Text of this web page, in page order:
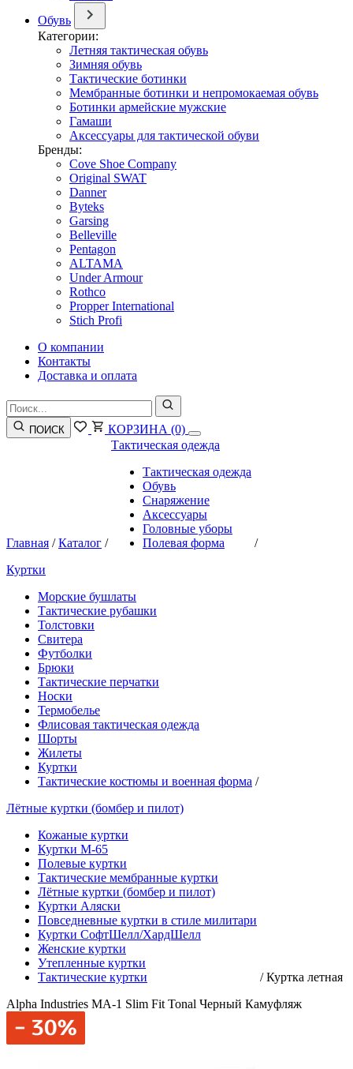
Обувь
Категории:
Летняя тактическая обувь
Зимняя обувь
Тактические ботинки
Мембранные ботинки и непромокаемая обувь
Ботинки армейские мужские
Гамаши
Аксессуары для тактической обуви
Бренды:
Cove Shoe Company
Original SWAT
Danner
Byteks
Garsing
Belleville
Pentagon
ALTAMA
Under Armour
Rothco
Propper International
Stich Profi
О компании
Контакты
Доставка и оплата
ПОИСК КОРЗИНА (0)
Главная /Каталог /
Тактическая одежда
Тактическая одежда
Обувь
Снаряжение
Аксессуары
Головные уборы
Полевая форма
/
Куртки
Морские бушлаты
Тактические рубашки
Толстовки
Свитера
Футболки
Брюки
Тактические перчатки
Носки
Термобелье
Флисовая тактическая одежда
Шорты
Жилеты
Куртки
Тактические костюмы и военная форма /
Лётные куртки (бомбер и пилот)
Кожаные куртки
Куртки М-65
Полевые куртки
Тактические мембранные куртки
Лётные куртки (бомбер и пилот)
Куртки Аляски
Повседневные куртки в стиле милитари
Куртки СофтШелл/ХардШелл
Женские куртки
Утепленные куртки
Тактические куртки
/Куртка летная
Alpha Industries MA-1 Slim Fit Tonal Черный Камуфляж